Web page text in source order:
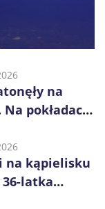
na
pokładach
na kąpielisku
latka